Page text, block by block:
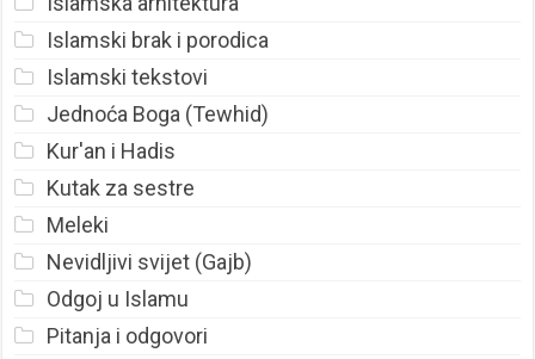
Islamski brak i porodica
Islamski tekstovi
Jednoća Boga (Tewhid)
Kur'an i Hadis
Kutak za sestre
Meleki
Nevidljivi svijet (Gajb)
Odgoj u Islamu
Pitanja i odgovori